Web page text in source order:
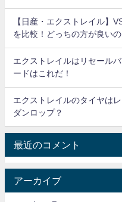
【日産・エクストレイル】
を比較！どっちの方が良いの
エクストレイルはリセール
ードはこれだ！
エクストレイルのタイヤは
ダンロップ？
最近のコメント
アーカイブ